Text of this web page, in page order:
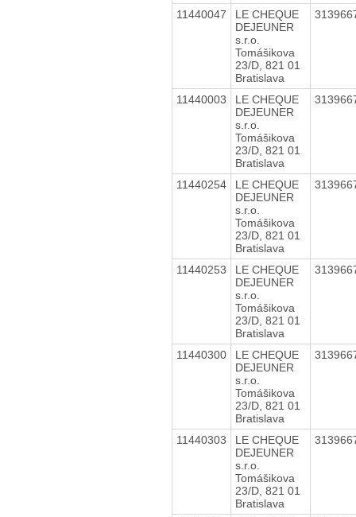
11440047
LE CHEQUE
DEJEUNER
s.r.o.
Tomášikova
23/D, 821 01
Bratislava
11440003
LE CHEQUE
DEJEUNER
s.r.o.
Tomášikova
23/D, 821 01
Bratislava
11440254
LE CHEQUE
DEJEUNER
s.r.o.
Tomášikova
23/D, 821 01
Bratislava
11440253
LE CHEQUE
DEJEUNER
s.r.o.
Tomášikova
23/D, 821 01
Bratislava
11440300
LE CHEQUE
DEJEUNER
s.r.o.
Tomášikova
23/D, 821 01
Bratislava
11440303
LE CHEQUE
DEJEUNER
s.r.o.
Tomášikova
23/D, 821 01
Bratislava